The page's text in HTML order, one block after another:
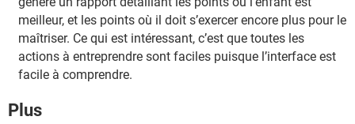
meilleur, et les points où il doit s’exercer encore plus pour le
maîtriser. Ce qui est intéressant, c’est que toutes les
actions à entreprendre sont faciles puisque l’interface est
facile à comprendre.
Plus